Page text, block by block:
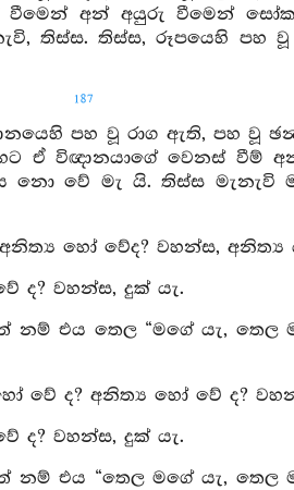
අන් අයුරු වීමෙන් සෝක-
තිස්ස. තිස්ස, රූපයෙහි
187
පහ වූ රාග ඇති, පහ වූ
ඒ විඥානයාගේ වෙනස් වීම්
නො වේ මැ යි. තිස්ස මැනැවි
හෝ වේද? වහන්ස, අනිත්‍ය
ද? වහන්ස, දුක් යැ.
එය තෙල “මගේ යැ, තෙල
වේ ද? අනිත්‍ය හෝ වේ ද?
ද? වහන්ස, දුක් යැ.
එය “තෙල මගේ යැ, තෙල